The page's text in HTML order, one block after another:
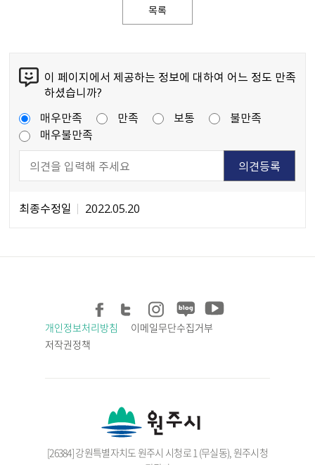
목록
이 페이지에서 제공하는 정보에 대하여 어느 정도 만족
하셨습니까?
매우만족
만족 보통
불만족
매우불만족
최종수정일 2022.05.20
개인정보처리방침
이메일무단수집거부
저작권정책
[26384] 강원특별자치도 원주시 시청로 1 (무실동), 원주시청